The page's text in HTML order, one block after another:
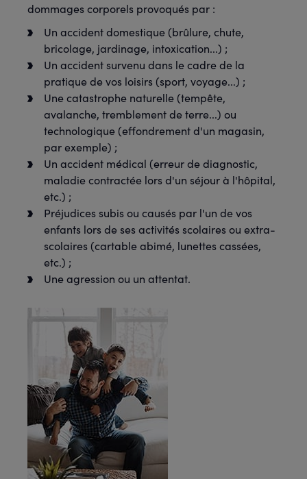
dommages corporels provoqués par :
Un accident domestique (brûlure, chute,
bricolage, jardinage, intoxication...) ;
Un accident survenu dans le cadre de la
pratique de vos loisirs (sport, voyage...) ;
Une catastrophe naturelle (tempête,
avalanche, tremblement de terre...) ou
technologique (effondrement d'un magasin,
par exemple) ;
Un accident médical (erreur de diagnostic,
maladie contractée lors d'un séjour à l'hôpital,
etc.) ;
Préjudices subis ou causés par l'un de vos
enfants lors de ses activités scolaires ou extra-
scolaires (cartable abimé, lunettes cassées,
etc.) ;
Une agression ou un attentat.